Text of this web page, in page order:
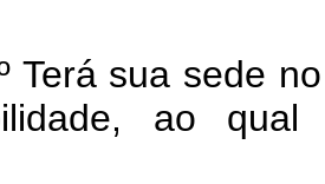
Terá sua sede
ao qual